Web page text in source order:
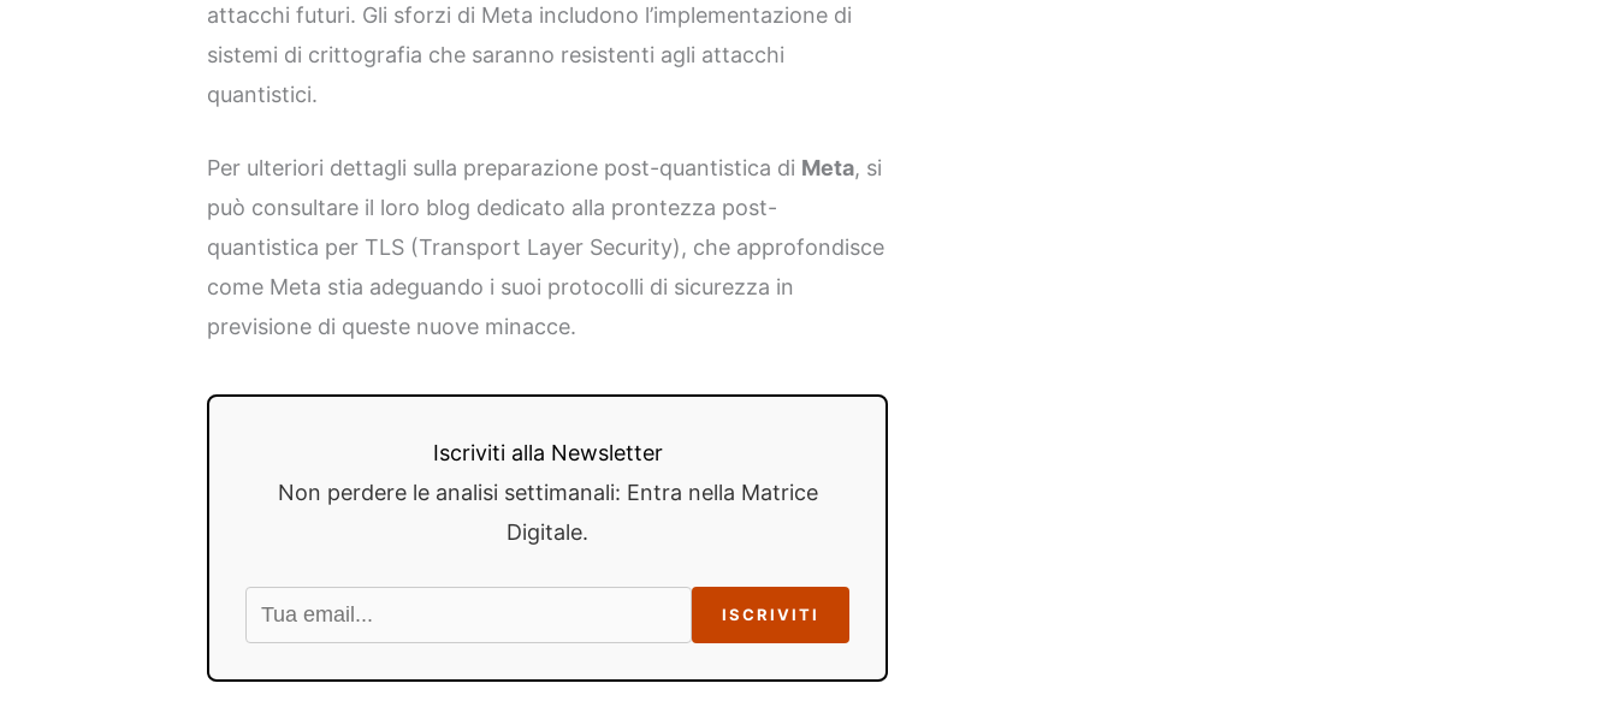
attacchi futuri. Gli sforzi di Meta includono l’implementazione di
sistemi di crittografia che saranno resistenti agli attacchi
quantistici.
Per ulteriori dettagli sulla preparazione post-quantistica di Meta, si
può consultare il loro blog dedicato alla prontezza post-
quantistica per TLS (Transport Layer Security), che approfondisce
come Meta stia adeguando i suoi protocolli di sicurezza in
previsione di queste nuove minacce.
Iscriviti alla Newsletter
Non perdere le analisi settimanali: Entra nella Matrice
Digitale.
ISCRIVITI